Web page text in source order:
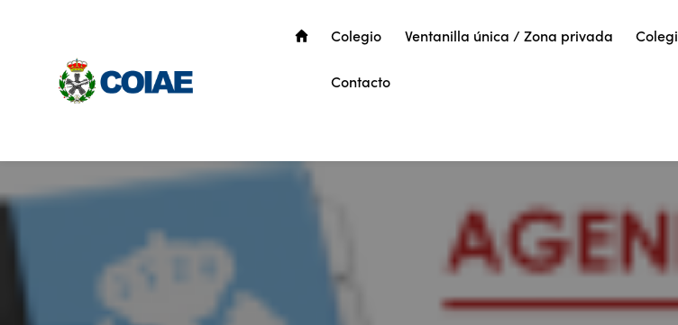
Colegio Ventanilla única / Zona privada
Contacto